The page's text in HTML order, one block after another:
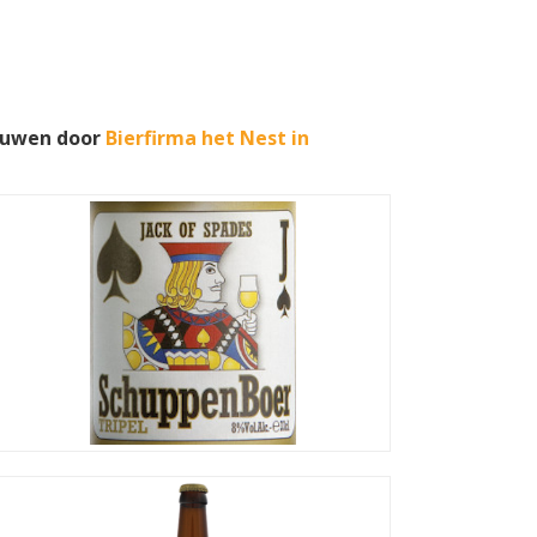
door Bierfirma het Nest in